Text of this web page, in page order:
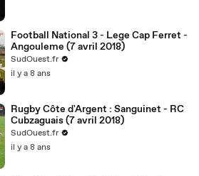
Football National 3 - Lege Cap Ferret -
Angouleme (7 avril 2018)
SudOuest.fr
il y a 8 ans
Rugby Côte d'Argent : Sanguinet - RC
Cubzaguais (7 avril 2018)
SudOuest.fr
il y a 8 ans